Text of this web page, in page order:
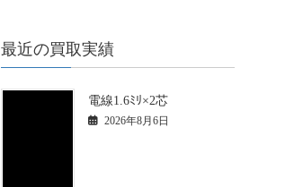
最近の買取実績
電線1.6ﾐﾘ×2芯
2026年8月6日